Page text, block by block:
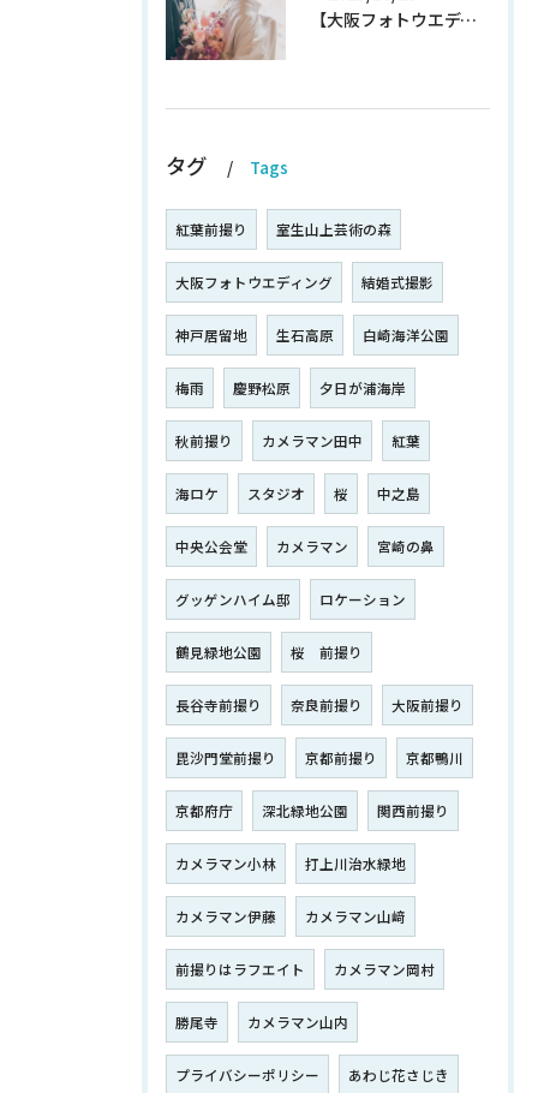
【大阪フォトウエディング】秋プラン新登場！！！！いち早くチェック！
タグ Tags
紅葉前撮り 室生山上芸術の森
大阪フォトウエディング 結婚式撮影
神戸居留地 生石高原 白崎海洋公園
梅雨 慶野松原 夕日が浦海岸
秋前撮り カメラマン田中 紅葉
海ロケ スタジオ 桜 中之島
中央公会堂 カメラマン 宮崎の鼻
グッゲンハイム邸 ロケーション
鶴見緑地公園 桜 前撮り
長谷寺前撮り 奈良前撮り 大阪前撮り
毘沙門堂前撮り 京都前撮り 京都鴨川
京都府庁 深北緑地公園 関西前撮り
カメラマン小林 打上川治水緑地
カメラマン伊藤 カメラマン山﨑
前撮りはラフエイト カメラマン岡村
勝尾寺 カメラマン山内
プライバシーポリシー あわじ花さじき